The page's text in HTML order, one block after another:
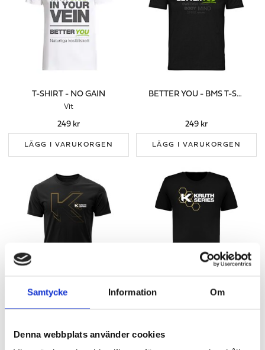
Samtycke Information Om
Denna webbplats använder cookies
T-SHIRT - NO GAIN
Vit
249 kr
LÄGG I VARUKORGEN
BETTER YOU - BMS T-SHIRT SVART
249 kr
LÄGG I VARUKORGEN